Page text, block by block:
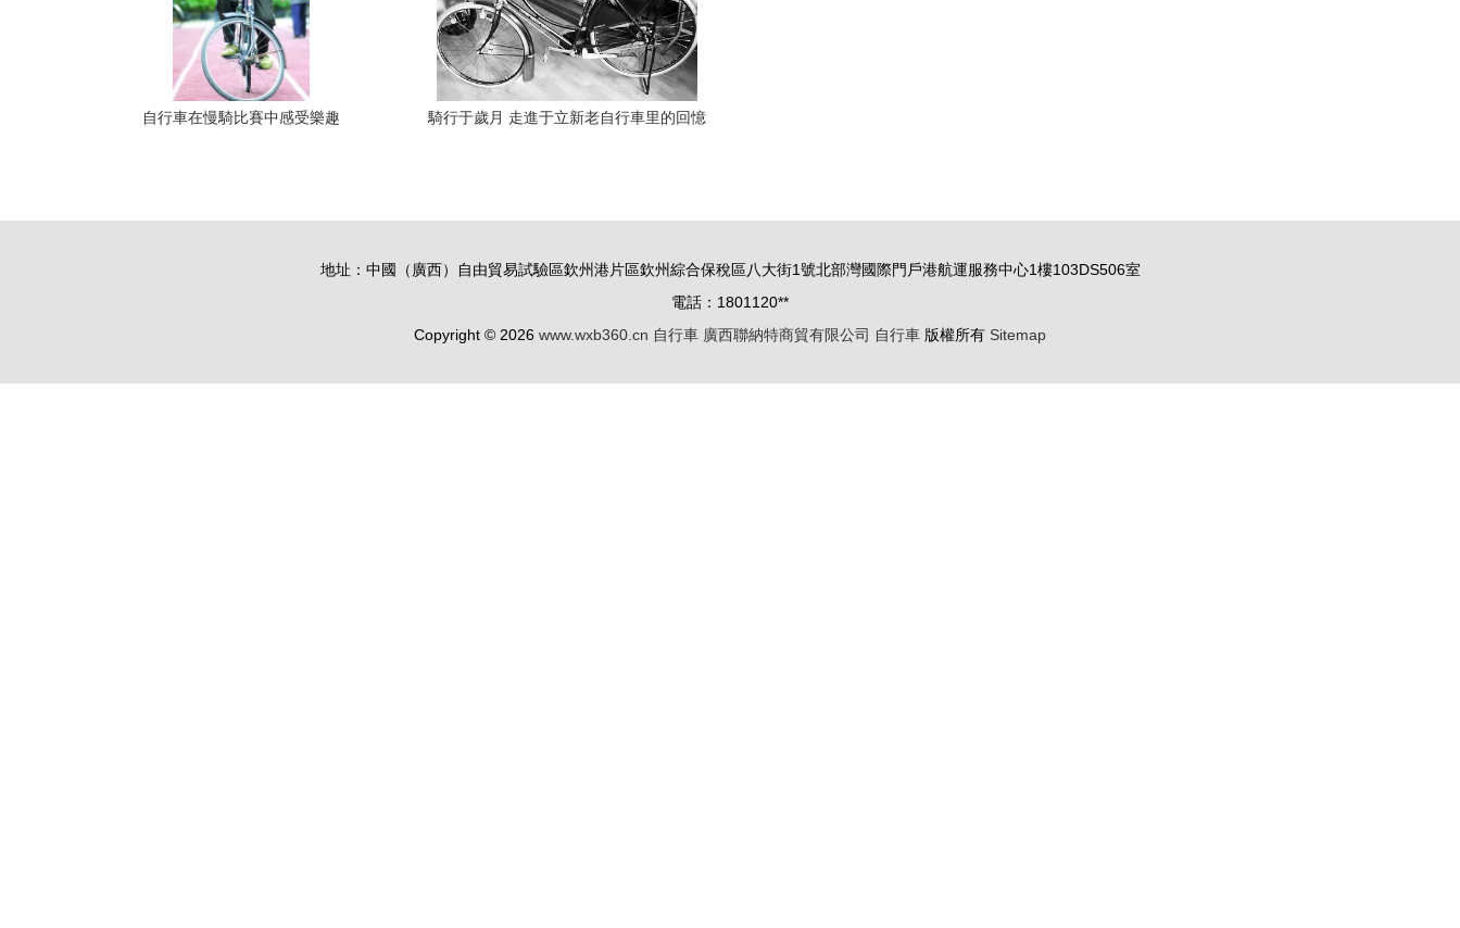
自行車在慢騎比賽中感受樂趣
騎行于歲月 走進于立新老自行車里的回憶
地址：中國（廣西）自由貿易試驗區欽州港片區欽州綜合保稅區八大街1號北部灣國際門戶港航運服務中心1樓103DS506室
電話：1801120**
Copyright © 2026 www.wxb360.cn 自行車 廣西聯納特商貿有限公司 自行車 版權所有 Sitemap